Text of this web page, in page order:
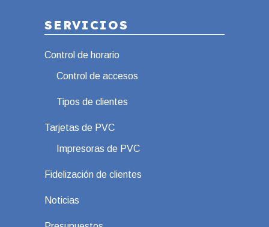
SERVICIOS
Control de horario
Control de accesos
Tipos de clientes
Tarjetas de PVC
Impresoras de PVC
Fidelización de clientes
Noticias